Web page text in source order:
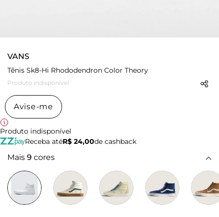
VANS
Tênis Sk8-Hi Rhododendron Color Theory
Produto indisponível
Avise-me
Produto indisponível
Receba atéR$ 24,00de cashback
Mais 9 cores